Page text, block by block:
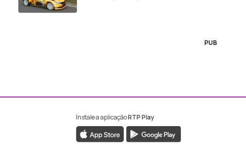
PUB
da RTP Madeira
Instagram da RTP Madeira
Instale a aplicaçãoRTP Play